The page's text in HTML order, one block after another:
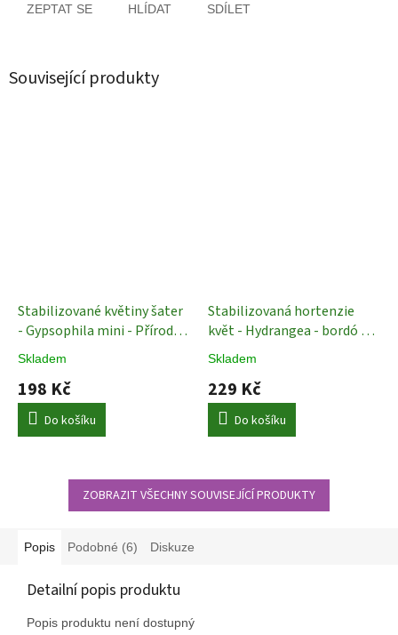
ZEPTAT SE HLÍDAT SDÍLET
Související produkty
Stabilizované květiny šater
- Gypsophila mini - Přírodní
- 100 g
Rostliny
Skladem
198 Kč
Do košíku
Stabilizovaná hortenzie
květ - Hydrangea - bordó 1 -
2 kusy
Rostliny
Skladem
229 Kč
Do košíku
ZOBRAZIT VŠECHNY SOUVISEJÍCÍ PRODUKTY
Popis Podobné (6) Diskuze
Detailní popis produktu
Popis produktu není dostupný